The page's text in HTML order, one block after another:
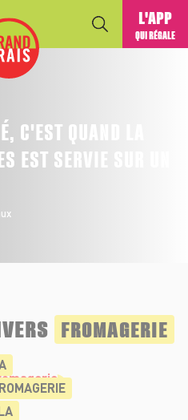
L'APP
QUI RÉGALE
C'EST QUAND LA
EST SERVIE SUR UN
FROMAGERIE